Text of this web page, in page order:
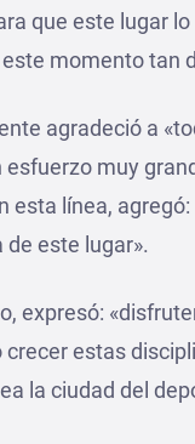
que este lugar
este momento tan
agradeció a
esfuerzo muy
esta línea,
de este lugar».
expresó:
crecer estas
la ciudad del